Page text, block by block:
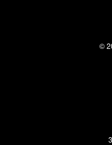
©